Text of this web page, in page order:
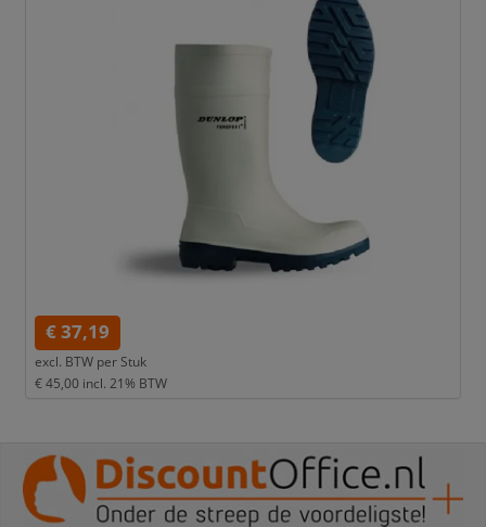
€ 37,19
excl. BTW per Stuk
€ 45,00 incl. 21% BTW